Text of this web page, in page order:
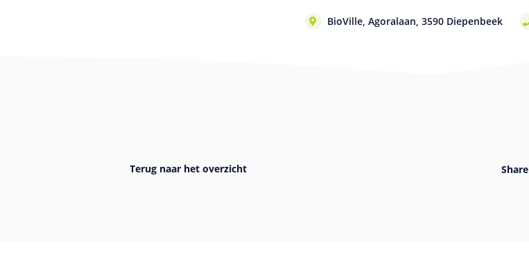
BioVille, Agoralaan, 3590 Diepenbeek
Share